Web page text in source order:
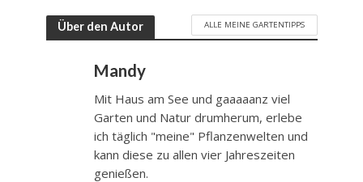
Über den Autor ALLE MEINE GARTENTIPPS
Mandy
Mit Haus am See und gaaaaanz viel
Garten und Natur drumherum, erlebe
ich täglich "meine" Pflanzenwelten und
kann diese zu allen vier Jahreszeiten
genießen.